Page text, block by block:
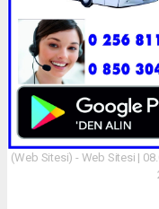
(Web Sitesi) - Web Sitesi |